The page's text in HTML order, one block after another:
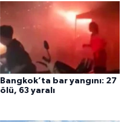
Bangkok’ta bar yangını: 27
ölü, 63 yaralı